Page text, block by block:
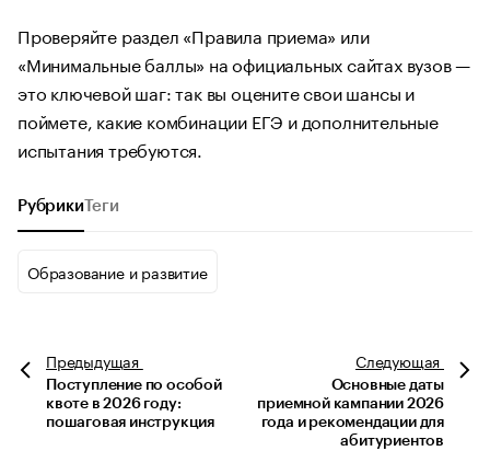
Проверяйте раздел «Правила приема» или
«Минимальные баллы» на официальных сайтах вузов —
это ключевой шаг: так вы оцените свои шансы и
поймете, какие комбинации ЕГЭ и дополнительные
испытания требуются.
Рубрики Теги
Образование и развитие
Предыдущая
Поступление по особой
квоте в 2026 году:
пошаговая инструкция
Следующая
Основные даты
приемной кампании 2026
года и рекомендации для
абитуриентов